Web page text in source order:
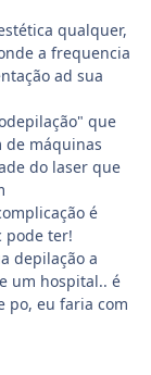
qualquer,
a frequencia
ad sua
que
de máquinas
do laser que
é
pode ter!
depilação a
um hospital.. é
po, eu faria com